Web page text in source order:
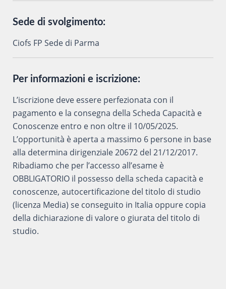
Sede di svolgimento:
Ciofs FP Sede di Parma
Per informazioni e iscrizione:
L’iscrizione deve essere perfezionata con il
pagamento e la consegna della Scheda Capacità e
Conoscenze entro e non oltre il 10/05/2025.
L’opportunità è aperta a massimo 6 persone in base
alla determina dirigenziale 20672 del 21/12/2017.
Ribadiamo che per l’accesso all’esame è
OBBLIGATORIO il possesso della scheda capacità e
conoscenze, autocertificazione del titolo di studio
(licenza Media) se conseguito in Italia oppure copia
della dichiarazione di valore o giurata del titolo di
studio.